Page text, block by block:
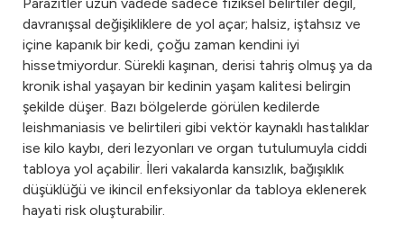
davranışsal değişikliklere de yol açar; halsiz, iştahsız ve
içine kapanık bir kedi, çoğu zaman kendini iyi
hissetmiyordur. Sürekli kaşınan, derisi tahriş olmuş ya da
kronik ishal yaşayan bir kedinin yaşam kalitesi belirgin
şekilde düşer. Bazı bölgelerde görülen kedilerde
leishmaniasis ve belirtileri gibi vektör kaynaklı hastalıklar
ise kilo kaybı, deri lezyonları ve organ tutulumuyla ciddi
tabloya yol açabilir. İleri vakalarda kansızlık, bağışıklık
düşüklüğü ve ikincil enfeksiyonlar da tabloya eklenerek
hayati risk oluşturabilir.